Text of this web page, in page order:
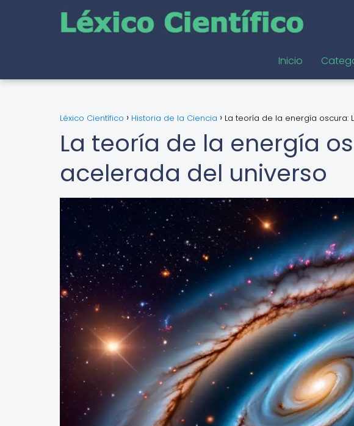
Inicio
Léxico Científico Historia de la Ciencia La teoría de la energía oscura:
La teoría de la energía
acelerada del universo